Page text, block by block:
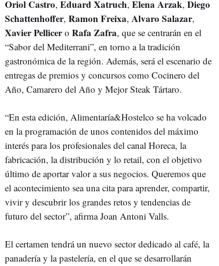
Oriol Castro, Eduard Xatruch, Elena Arzak, Diego
Schattenhoffer, Ramon Freixa, Alvaro Salazar,
Xavier Pellicero Rafa Zafra, que se centrarán en el
“Sabor del Mediterrani”, en torno a la tradición
gastronómica de la región. Además, será el escenario de
entregas de premios y concursos como Cocinero del
Año, Camarero del Año y Mejor Steak Tártaro.
“En esta edición, Alimentaría&Hostelco se ha volcado
en la programación de unos contenidos del máximo
interés para los profesionales del canal Horeca, la
fabricación, la distribución y lo retail, con el objetivo
último de aportar valor a sus negocios. Queremos que
el acontecimiento sea una cita para aprender, compartir,
vivir y descubrir los grandes retos y tendencias de
futuro del sector”, afirma Joan Antoni Valls.
El certamen tendrá un nuevo sector dedicado al café, la
panadería y la pastelería, en el que se desarrollarán